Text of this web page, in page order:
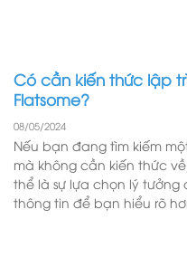
Có cần kiến thức lập
Flatsome?
08/05/2024
Nếu bạn đang tìm kiếm
mà không cần kiến thức
thể là sự lựa chọn lý tưởng
thông tin để bạn hiểu rõ